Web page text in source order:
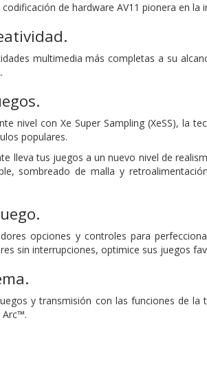
de hardware AV11 pionera en la
multimedia más completas a su
nivel con Xe Super Sampling (XeSS), la
populares.
lleva tus juegos a un nuevo nivel de
sombreado de malla y
opciones y controles para
sin interrupciones, optimice sus juegos
y transmisión con las funciones de